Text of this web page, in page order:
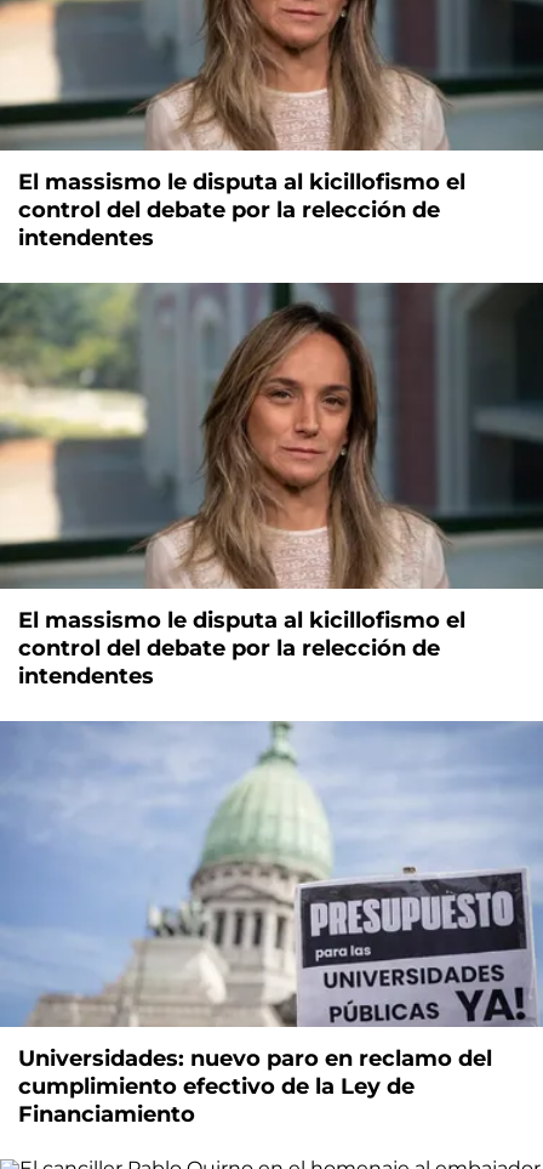
El massismo le disputa al kicillofismo el
control del debate por la relección de
intendentes
El massismo le disputa al kicillofismo el
control del debate por la relección de
intendentes
Universidades: nuevo paro en reclamo del
cumplimiento efectivo de la Ley de
Financiamiento